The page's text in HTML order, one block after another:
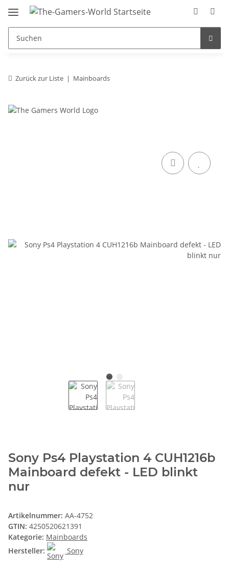
Zurück zur Liste Mainboards
Sony Ps4 Playstation 4 CUH1216b
Mainboard defekt - LED blinkt
nur
Artikelnummer: AA-4752
GTIN: 4250520621391
Kategorie: Mainboards
Hersteller:
Sony